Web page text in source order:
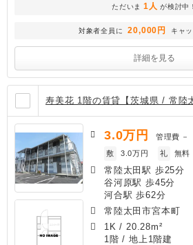
ただいま 1人 が検討中！
対象者全員に 20,000円 キャ
詳細を見る
寿美花 1階の賃貸【茨城県 / 常陸
3.0万円 管理費 －
敷
3.0万円 礼 無料
常陸太田駅 歩25分
谷河原駅 歩45分
河合駅 歩62分
常陸太田市宮本町
1K / 20.28m²
1階 / 地上1階建